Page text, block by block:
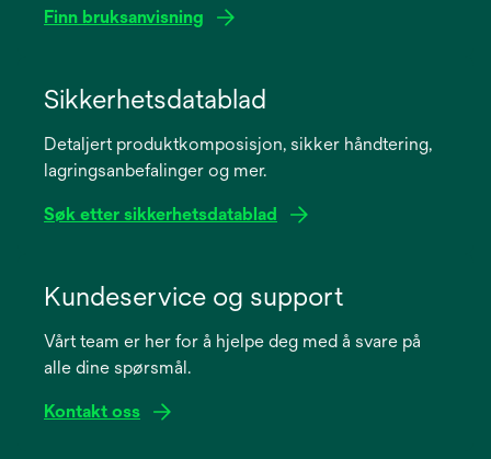
Finn bruksanvisning
new
Sikkerhetsdatablad
Detaljert produktkomposisjon, sikker håndtering,
lagringsanbefalinger og mer.
Søk etter sikkerhetsdatablad
new
Kundeservice og support
Vårt team er her for å hjelpe deg med å svare på
alle dine spørsmål.
Kontakt oss